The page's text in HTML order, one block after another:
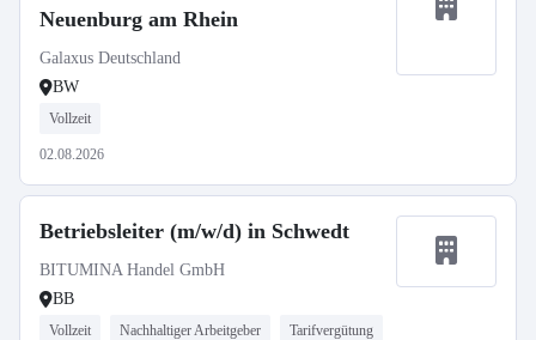
Neuenburg am Rhein
Galaxus Deutschland
BW
Vollzeit
02.08.2026
Betriebsleiter (m/w/d) in Schwedt
BITUMINA Handel GmbH
BB
Vollzeit Nachhaltiger Arbeitgeber Tarifvergütung